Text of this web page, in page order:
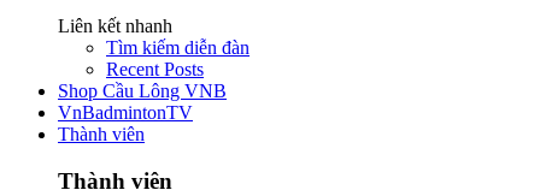
Liên kết nhanh
Tìm kiếm diễn đàn
Recent Posts
Shop Cầu Lông VNB
VnBadmintonTV
Thành viên
Thành viên